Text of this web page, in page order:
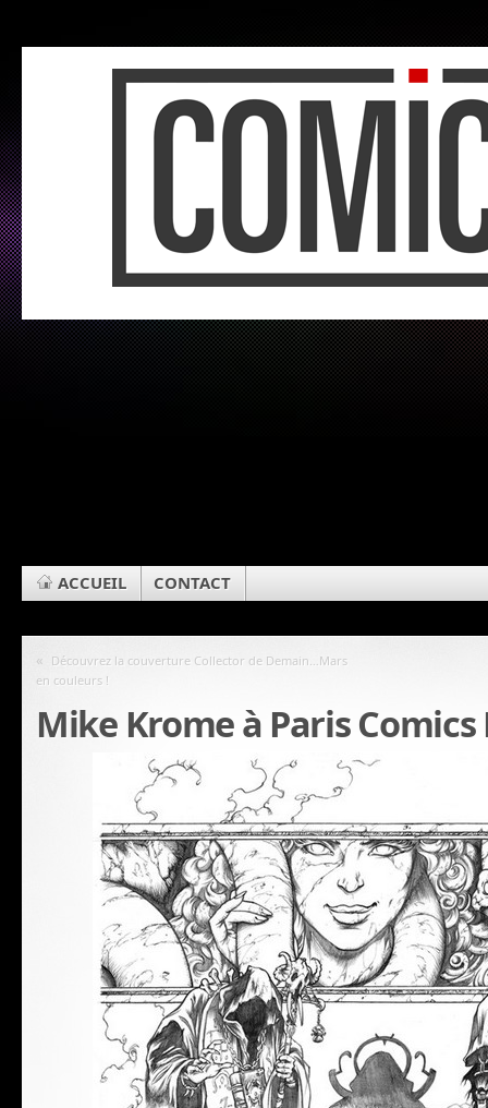
ACCUEIL CONTACT
« Découvrez la couverture Collector de Demain…Mars
en couleurs !
Mike Krome à Paris Comics